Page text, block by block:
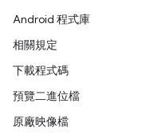
Android 程式庫
相關規定
下載程式碼
預覽二進位檔
原廠映像檔